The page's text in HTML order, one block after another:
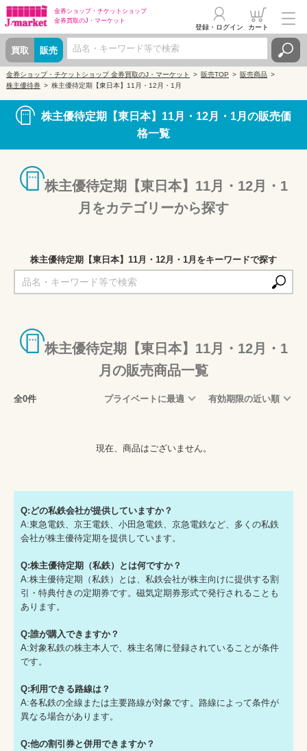
金券ショップ・ チケットショップ
金券買取のJ・マーケット
買取 販売
登録・ログイン カート
金券ショップ・チケットショップ 金券買取のJ・マーケット 販売TOP
販売商品
株主優待券
株主優待定期【東日本】11月・12月・1月
株主優待定期【東日本】11月・12月・1月の販売価
格一覧
株主優待定期【東日本】11月・12月・1
月をカテゴリーから探す
株主優待定期【東日本】11月・12月・1月をキーワードで探す
株主優待定期【東日本】11月・12月・1
月の販売商品一覧
全0件 プライベートに最適 有効期限の近い順
現在、商品はございません。
Q:どの私鉄会社が提供していますか？
A:東急電鉄、京王電鉄、小田急電鉄、京急電鉄など、多くの私鉄
会社が株主優待定期を提供しています。
Q:株主優待定期（私鉄）とは何ですか？
A:株主優待定期（私鉄）とは、私鉄会社が株主向けに提供する割
引・特典付きの定期券です。磁気定期券形式で発行されることも
あります。
Q:誰が購入できますか？
A:対象私鉄の株主本人で、株主名簿に登録されていることが条件
です。
Q:利用できる路線は？
A:各私鉄の全線または主要路線が対象です。路線によって条件が
異なる場合があります。
Q:他の割引券と併用できますか？